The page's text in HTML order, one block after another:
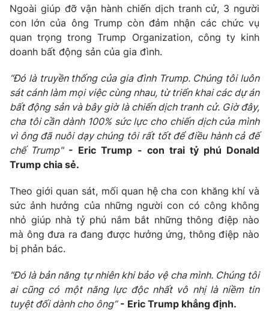
Liên hệ tòa soạn English
THỜI BÁO VTV
Theo dõi báo trên
Cơ quan chủ quản:Đài Truyền hình Việt Nam
Cơ quan báo chí: Thời báo VTV
Giấy phép hoạt động báo in và báo điện tử số 483/GP-BTTTT
cấp ngày 29/12/2023
Tổng Biên tập:
Phó Tổng Biên tập:Nguyễn Thị Mỹ Hạnh, Phạm Quốc Thắng,
Nguyễn Trọng Ninh
Tổng đài VTV:024.38 355 931 - 024.38 355 932
Ngoài giúp đỡ vận hành chiến dịch tranh cử, 3 người
con lớn của ông Trump còn đảm nhận các chức vụ
quan trọng trong Trump Organization, công ty kinh
doanh bất động sản của gia đình.
“Đó là truyền thống của gia đình Trump. Chúng tôi luôn
sát cánh làm mọi việc cùng nhau, từ triển khai các dự án
bất động sản và bây giờ là chiến dịch tranh cử. Giờ đây,
cha tôi cần dành 100% sức lực cho chiến dịch của mình
vì ông đã nuôi dạy chúng tôi rất tốt để điều hành cả đế
chế Trump" - Eric Trump - con trai tỷ phú Donald
Trump chia sẻ.
Theo giới quan sát, mối quan hệ cha con khăng khí và
sức ảnh hưởng của những người con có công không
nhỏ giúp nhà tỷ phú nắm bắt những thông điệp nào
mà ông đưa ra đang được hưởng ứng, thông điệp nào
bị phản bác.
"Đó là bản năng tự nhiên khi bảo vệ cha mình. Chúng tôi
ai cũng có một năng lực độc nhất vô nhị là niềm tin
tuyệt đối dành cho ông” - Eric Trump khẳng định.